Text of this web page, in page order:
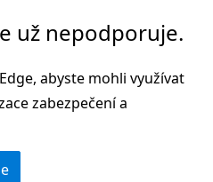
už nepodporuje.
abyste mohli využívat
zabezpečení a